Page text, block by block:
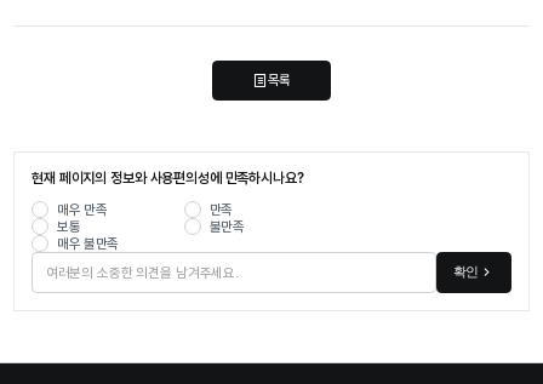
목록
현재 페이지의 정보와 사용편의성에 만족하시나요?
매우 만족
만족
보통
불만족
매우 불만족
확인